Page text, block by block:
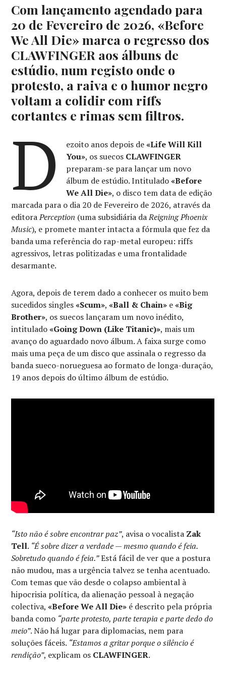
Com lançamento agendado para
20 de Fevereiro de 2026, «Before
We All Die» marca o regresso dos
CLAWFINGER aos álbuns de
estúdio, num registo onde o
protesto, a raiva e o humor negro
voltam a colidir com riffs
cortantes e rimas sem filtros.
D ezoito anos depois de«Life Will Kill
You», os suecos CLAWFINGER
preparam-se para lançar um novo
álbum de estúdio. Intitulado«Before
We All Die», o disco tem data de edição
marcada para o dia 20 de Fevereiro de 2026, através da
editoraPerception (uma subsidiária daReigning Phoenix
Music), e promete manter intacta a fórmula que fez da
banda uma referência do rap-metal europeu: riffs
agressivos, letras politizadas e uma frontalidade
desarmante.
Agora, depois de terem dado a conhecer os muito bem
sucedidos singles«Scum»,«Ball & Chain» e«Big
Brother», os suecos lançaram um novo inédito,
intitulado«Going Down (Like Titanic)», mais um
avanço do aguardado novo álbum. A faixa surge como
mais uma peça de um disco que assinala o regresso da
banda sueco-norueguesa ao formato de longa-duração,
19 anos depois do último álbum de estúdio.
“Isto não é sobre encontrar paz”, avisa o vocalista Zak
Tell. “É sobre dizer a verdade — mesmo quando é feia.
Sobretudo quando é feia.”Está fácil de ver que a postura
não mudou, mas a urgência talvez se tenha acentuado.
Com temas que vão desde o colapso ambiental à
hipocrisia política, da alienação pessoal à negação
colectiva,«Before We All Die» é descrito pela própria
banda como “parte protesto, parte terapia e parte dedo do
meio”. Não há lugar para diplomacias, nem para
soluções fáceis. “Estamos a gritar porque o silêncio é
rendição”, explicam os CLAWFINGER.